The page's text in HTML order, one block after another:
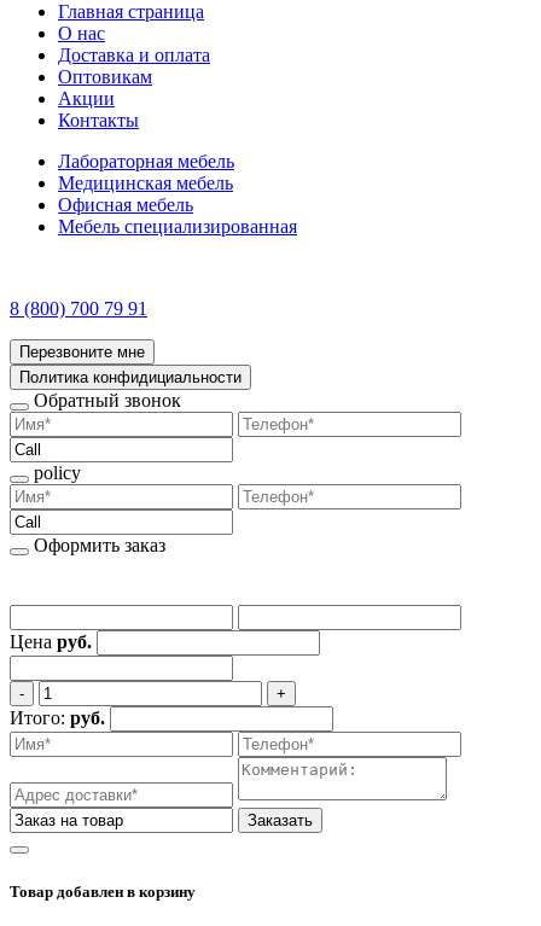
Главная страница
О нас
Доставка и оплата
Оптовикам
Акции
Контакты
Лабораторная мебель
Медицинская мебель
Офисная мебель
Мебель специализированная
8 (800) 700 79 91
Перезвоните мне
Политика конфидициальности
Обратный звонок
policy
Оформить заказ
Цена руб.
‐ +
Итого: руб.
Заказать
Товар добавлен в корзину